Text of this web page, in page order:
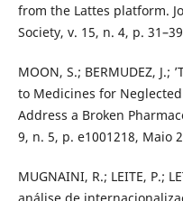
from the Lattes platform.
Society, v. 15, n. 4, p.
MOON, S.; BERMUDEZ, J.;
to Medicines for
Address a Broken
9, n. 5, p. e1001218, Maio
MUGNAINI, R.; LEITE, P.;
análise de